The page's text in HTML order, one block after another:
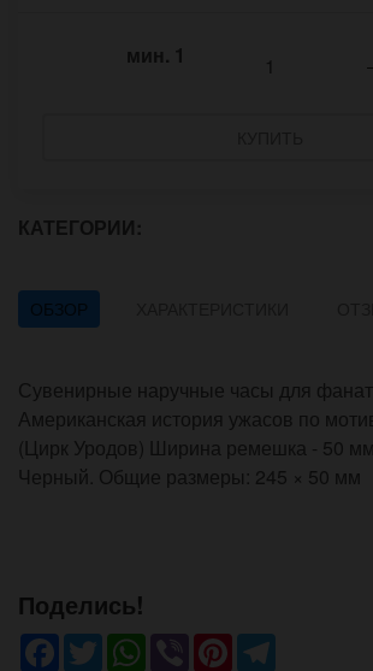
мин. 1
КАТЕГОРИИ:
ОБЗОР
Сувенирные наручные часы для
Американская история ужасов по
(Цирк Уродов) Ширина ремешка - 50
Черный. Общие размеры: 245 × 50 мм
Поделись!
Facebook
TwitterWhatsApp
ViberPinterest